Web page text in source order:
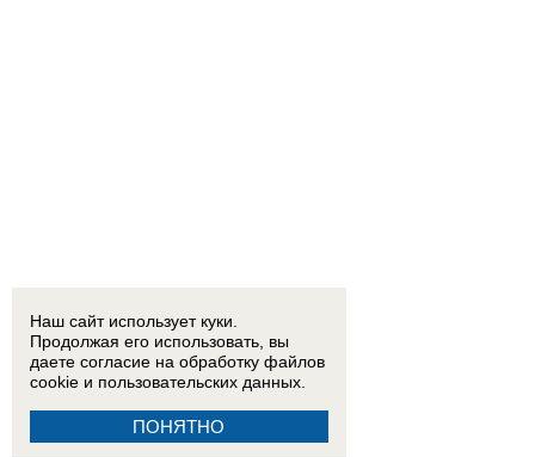
Наш сайт использует куки.
Продолжая его использовать, вы
даете согласие на обработку файлов
cookie и пользовательских данных.
ПОНЯТНО